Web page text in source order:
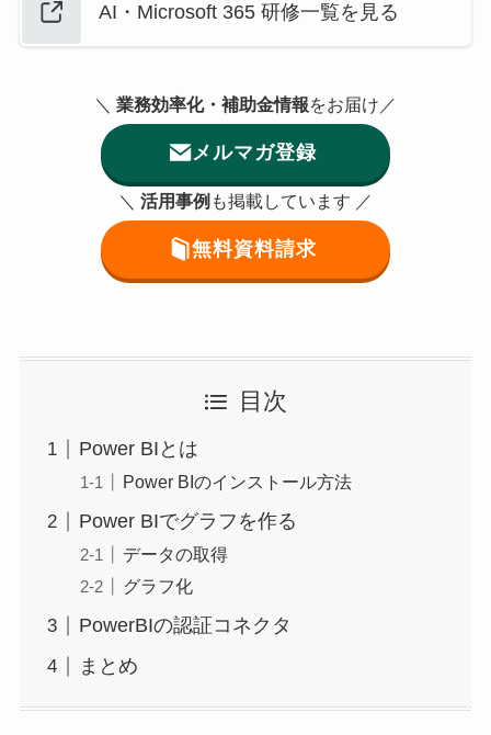
AI・Microsoft 365 研修一覧を見る
＼ 業務効率化・補助金情報をお届け／
メルマガ登録
＼ 活用事例 も掲載しています ／
無料資料請求
目次
Power BIとは
Power BIのインストール方法
Power BIでグラフを作る
データの取得
グラフ化
PowerBIの認証コネクタ
まとめ